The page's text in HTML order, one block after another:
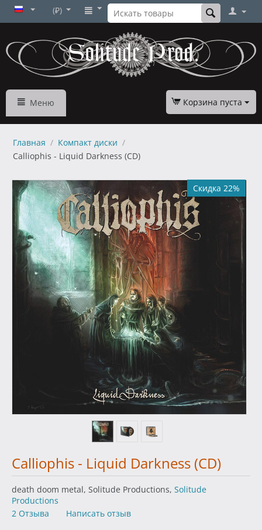
(₽)
Меню Корзина пуста
Главная / Компакт диски /
Calliophis - Liquid Darkness (CD)
Скидка 22%
Calliophis - Liquid Darkness (CD)
death doom metal, Solitude Productions, Solitude
Productions
2 Отзыва
Написать отзыв